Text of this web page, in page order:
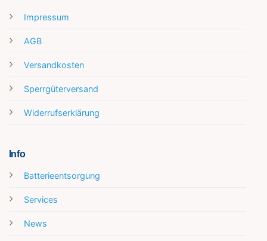
Impressum
AGB
Versandkosten
Sperrgüterversand
Widerrufserklärung
Info
Batterieentsorgung
Services
News